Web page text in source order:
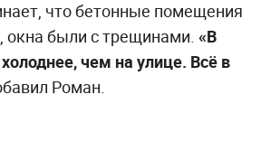
что бетонные помещения
окна были с трещинами. «В
чем на улице. Всё в
Роман.